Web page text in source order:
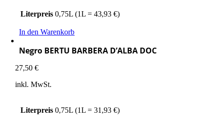
Literpreis 0,75L (1L = 43,93 €)
In den Warenkorb
Negro BERTU BARBERA D’ALBA DOC
27,50€
inkl. MwSt.
Literpreis 0,75L (1L = 31,93 €)